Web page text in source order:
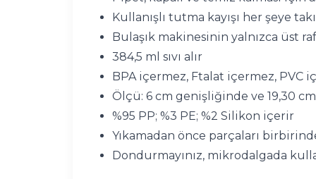
Kullanışlı tutma kayışı her şeye
Bulaşık makinesinin yalnızca üst
384,5 ml sıvı alır
BPA içermez, Ftalat içermez, PVC
Ölçü: 6 cm genişliğinde ve 19,30
%95 PP; %3 PE; %2 Silikon içerir
Yıkamadan önce parçaları
Dondurmayınız, mikrodalgada